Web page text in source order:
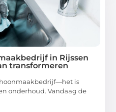
in Rijssen
transformeren
is
onderhoud. Vandaag de